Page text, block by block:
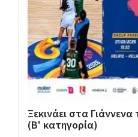
Ξεκινάει στα
(Β' κατηγορία)